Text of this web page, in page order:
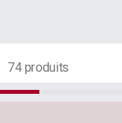
74 produits